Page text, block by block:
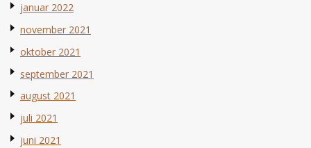
januar 2022
november 2021
oktober 2021
september 2021
august 2021
juli 2021
juni 2021